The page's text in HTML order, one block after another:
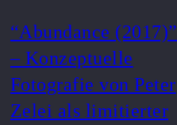
“Abundance (2017)”
– Konzeptuelle
Fotografie von Peter
Zelei als limitierter